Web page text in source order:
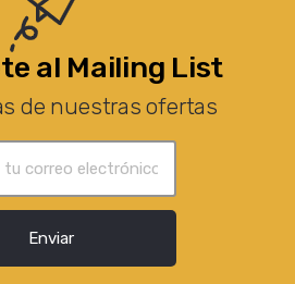
al Mailing List
de nuestras ofertas
Enviar